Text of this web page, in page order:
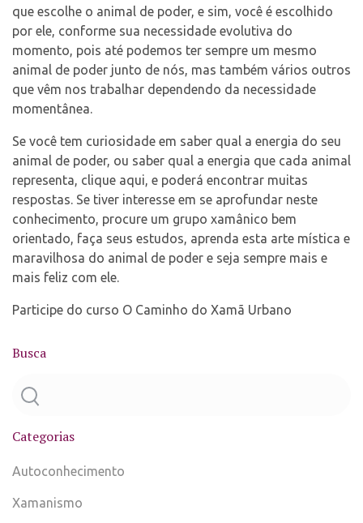
que escolhe o animal de poder, e sim, você é escolhido
por ele, conforme sua necessidade evolutiva do
momento, pois até podemos ter sempre um mesmo
animal de poder junto de nós, mas também vários outros
que vêm nos trabalhar dependendo da necessidade
momentânea.
Se você tem curiosidade em saber qual a energia do seu
animal de poder, ou saber qual a energia que cada animal
representa, clique aqui, e poderá encontrar muitas
respostas. Se tiver interesse em se aprofundar neste
conhecimento, procure um grupo xamânico bem
orientado, faça seus estudos, aprenda esta arte mística e
maravilhosa do animal de poder e seja sempre mais e
mais feliz com ele.
Participe do curso O Caminho do Xamã Urbano
Busca
Categorias
Autoconhecimento
Xamanismo